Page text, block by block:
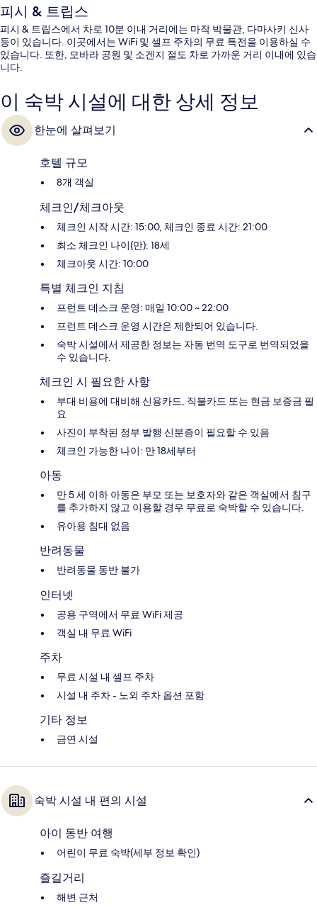
피시 & 트립스
피시 & 트립스에서 차로 10분 이내 거리에는 마작 박물관, 다마사키 신사
등이 있습니다. 이곳에서는 WiFi 및 셀프 주차의 무료 특전을 이용하실 수
있습니다. 또한, 모바라 공원 및 소겐지 절도 차로 가까운 거리 이내에 있습
니다.
이 숙박 시설에 대한 상세 정보
한눈에 살펴보기
호텔 규모
8개 객실
체크인/체크아웃
체크인 시작 시간: 15:00, 체크인 종료 시간: 21:00
최소 체크인 나이(만): 18세
체크아웃 시간: 10:00
특별 체크인 지침
프런트 데스크 운영: 매일 10:00 ~ 22:00
프런트 데스크 운영 시간은 제한되어 있습니다.
숙박 시설에서 제공한 정보는 자동 번역 도구로 번역되었을
수 있습니다.
체크인 시 필요한 사항
부대 비용에 대비해 신용카드, 직불카드 또는 현금 보증금 필
요
사진이 부착된 정부 발행 신분증이 필요할 수 있음
체크인 가능한 나이: 만 18세부터
아동
만 5 세 이하 아동은 부모 또는 보호자와 같은 객실에서 침구
를 추가하지 않고 이용할 경우 무료로 숙박할 수 있습니다.
유아용 침대 없음
반려동물
반려동물 동반 불가
인터넷
공용 구역에서 무료 WiFi 제공
객실 내 무료 WiFi
주차
무료 시설 내 셀프 주차
시설 내 주차 - 노외 주차 옵션 포함
기타 정보
금연 시설
숙박 시설 내 편의 시설
아이 동반 여행
어린이 무료 숙박(세부 정보 확인)
즐길거리
해변 근처